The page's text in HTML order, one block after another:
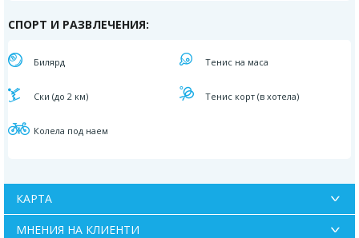
СПОРТ И РАЗВЛЕЧЕНИЯ:
Билярд Тенис на маса
Ски (до 2 км) Тенис корт (в хотела)
Колела под наем
КАРТА
МНЕНИЯ НА КЛИЕНТИ